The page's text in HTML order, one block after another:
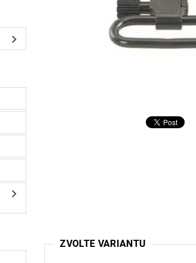
ZVOLTE VARIANTU